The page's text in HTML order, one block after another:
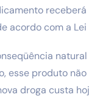
acordo com a
esse produto
droga custa